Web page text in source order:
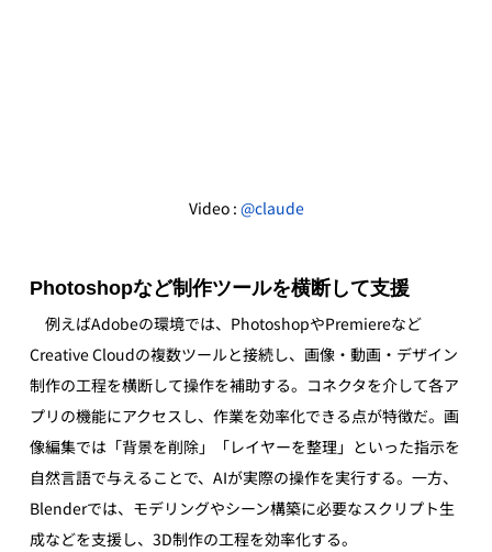
Video : @claude
Photoshopなど制作ツールを横断して支援
例えばAdobeの環境では、PhotoshopやPremiereなど
Creative Cloudの複数ツールと接続し、画像・動画・デザイン
制作の工程を横断して操作を補助する。コネクタを介して各ア
プリの機能にアクセスし、作業を効率化できる点が特徴だ。画
像編集では「背景を削除」「レイヤーを整理」といった指示を
自然言語で与えることで、AIが実際の操作を実行する。一方、
Blenderでは、モデリングやシーン構築に必要なスクリプト生
成などを支援し、3D制作の工程を効率化する。